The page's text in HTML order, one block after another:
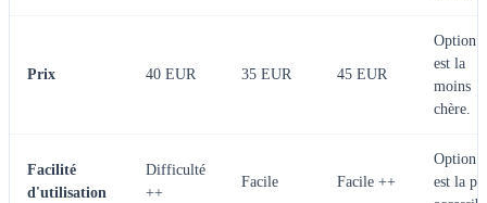
Prix 40 EUR 35 EUR 45 EUR
Option
est la
moins
chère.
Facilité
d'utilisation
Difficulté
++
Facile Facile ++
Option
est la